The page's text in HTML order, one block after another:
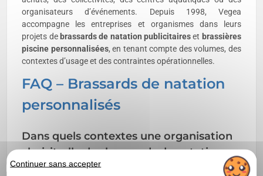
organisateurs d’événements. Depuis 1998, Vegea
accompagne les entreprises et organismes dans leurs
projets de brassards de natation publicitaireset brassières
piscine personnalisées, en tenant compte des volumes, des
contextes d’usage et des contraintes opérationnelles.
FAQ – Brassards de natation
personnalisés
Dans quels contextes une organisation
choisit-elle des brassards de natation
personnalisés ?
Continuer sans accepter